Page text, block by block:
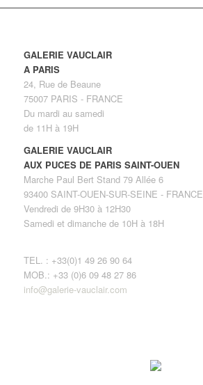
GALERIE VAUCLAIR
A PARIS
24, Rue de Beaune
75007 PARIS - FRANCE
Du mardi au samedi
de 11H à 19H
GALERIE VAUCLAIR
AUX PUCES DE PARIS SAINT-OUEN
Marche Paul Bert Stand 79 Allée 6
93400 SAINT-OUEN-SUR-SEINE - FRANCE
Vendredi de 9H30 à 12H30
Samedi et dimanche de 10H à 18H
TEL. : +33(0)1 49 26 90 64
MOB.: +33 (0)6 09 48 27 86
info@galerie-vauclair.com